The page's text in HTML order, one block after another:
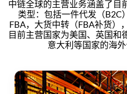
中链全球的主营业务涵盖了目
类型：包括一件代发（B2C
FBA，大货中转（FBA补货）
目前主营国家为美国、英国和
意大利等国家的海外